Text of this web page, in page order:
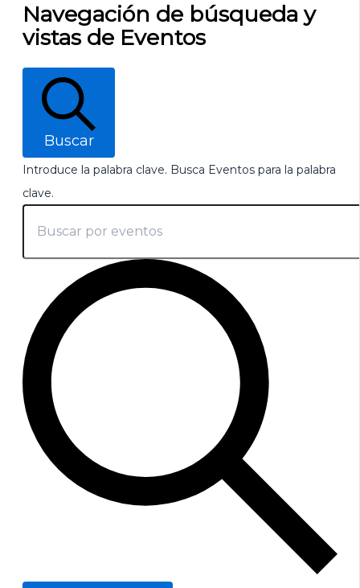
Navegación de búsqueda y
vistas de Eventos
Buscar
Introduce la palabra clave. Busca Eventos para la palabra
clave.